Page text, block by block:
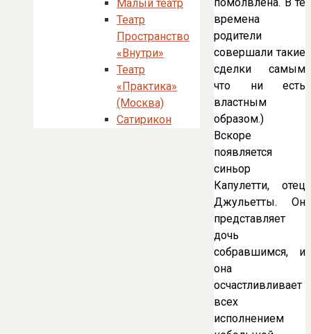
помолвлена. В те
времена
родители
совершали такие
сделки самым
что ни есть
властным
образом.)
Вскоре
появляется
синьор
Капулетти, отец
Джульетты. Он
представляет
дочь
собравшимся, и
она
осчастливливает
всех
исполнением
Малый театр
Театр
Пространство
«Внутри»
Театр
«Практика»
(Москва)
Сатирикон